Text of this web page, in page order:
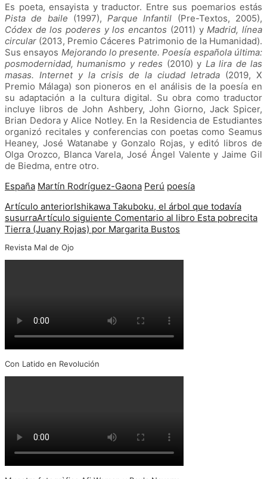
Es poeta, ensayista y traductor. Entre sus poemarios estás
Pista de baile (1997), Parque Infantil (Pre-Textos, 2005),
Códex de los poderes y los encantos (2011) y Madrid, línea
circular (2013, Premio Cáceres Patrimonio de la Humanidad).
Sus ensayos Mejorando lo presente. Poesía española última:
posmodernidad, humanismo y redes (2010) y La lira de las
masas. Internet y la crisis de la ciudad letrada (2019, X
Premio Málaga) son pioneros en el análisis de la poesía en
su adaptación a la cultura digital. Su obra como traductor
incluye libros de John Ashbery, John Giorno, Jack Spicer,
Brian Dedora y Alice Notley. En la Residencia de Estudiantes
organizó recitales y conferencias con poetas como Seamus
Heaney, José Watanabe y Gonzalo Rojas, y editó libros de
Olga Orozco, Blanca Varela, José Ángel Valente y Jaime Gil
de Biedma, entre otro.
España Martín Rodríguez-Gaona Perú poesía
Artículo anteriorIshikawa Takuboku, el árbol que todavía
susurraArtículo siguiente Comentario al libro Esta pobrecita
Tierra (Juany Rojas) por Margarita Bustos
Revista Mal de Ojo
Con Latido en Revolución